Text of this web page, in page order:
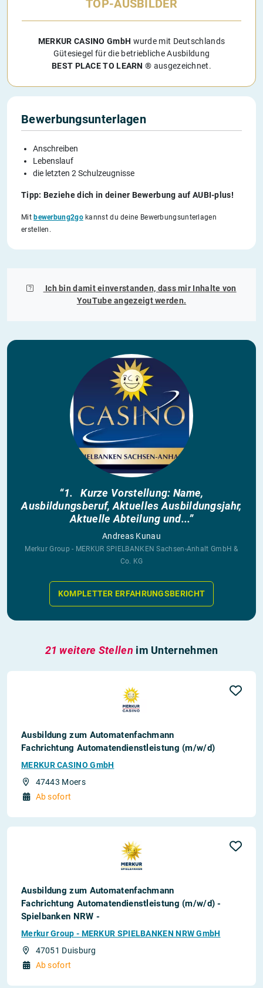
TOP-AUSBILDER
MERKUR CASINO GmbH wurde mit Deutschlands
Gütesiegel für die betriebliche Ausbildung
BEST PLACE TO LEARN ® ausgezeichnet.
Bewerbungsunterlagen
Anschreiben
Lebenslauf
die letzten 2 Schulzeugnisse
Tipp: Beziehe dich in deiner Bewerbung auf AUBI-plus!
Mit bewerbung2gokannst du deine Bewerbungsunterlagen
erstellen.
Ich bin damit einverstanden, dass mir Inhalte von
YouTubeangezeigt werden.
“1. Kurze Vorstellung: Name,
Ausbildungsberuf, Aktuelles Ausbildungsjahr,
Aktuelle Abteilung und...”
Andreas Kunau
Merkur Group - MERKUR SPIELBANKEN Sachsen-Anhalt GmbH &
Co. KG
KOMPLETTER ERFAHRUNGSBERICHT
21 weitere Stellen im Unternehmen
Ausbildung zum Automatenfachmann
Fachrichtung Automatendienstleistung (m/w/d)
MERKUR CASINO GmbH
47443 Moers
Ab sofort
Ausbildung zum Automatenfachmann
Fachrichtung Automatendienstleistung (m/w/d) -
Spielbanken NRW -
Merkur Group - MERKUR SPIELBANKEN NRW GmbH
47051 Duisburg
Ab sofort